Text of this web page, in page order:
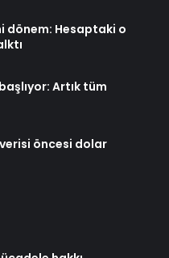
dönem: Hesaptaki o
Artık tüm
öncesi dolar